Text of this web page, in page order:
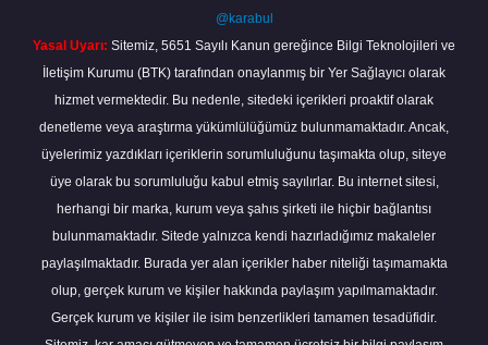
@karabul
Yasal Uyarı: Sitemiz, 5651 Sayılı Kanun gereğince Bilgi Teknolojileri ve
İletişim Kurumu (BTK) tarafından onaylanmış bir Yer Sağlayıcı olarak
hizmet vermektedir. Bu nedenle, sitedeki içerikleri proaktif olarak
denetleme veya araştırma yükümlülüğümüz bulunmamaktadır. Ancak,
üyelerimiz yazdıkları içeriklerin sorumluluğunu taşımakta olup, siteye
üye olarak bu sorumluluğu kabul etmiş sayılırlar. Bu internet sitesi,
herhangi bir marka, kurum veya şahıs şirketi ile hiçbir bağlantısı
bulunmamaktadır. Sitede yalnızca kendi hazırladığımız makaleler
paylaşılmaktadır. Burada yer alan içerikler haber niteliği taşımamakta
olup, gerçek kurum ve kişiler hakkında paylaşım yapılmamaktadır.
Gerçek kurum ve kişiler ile isim benzerlikleri tamamen tesadüfidir.